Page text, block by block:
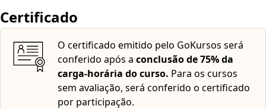
necessidade.O conteúdo do curso ficará disponível por
Certificado
O certificado emitido pelo GoKursos será
conferido após a conclusão de 75% da
carga-horária do curso. Para os cursos
sem avaliação, será conferido o certificado
por participação.